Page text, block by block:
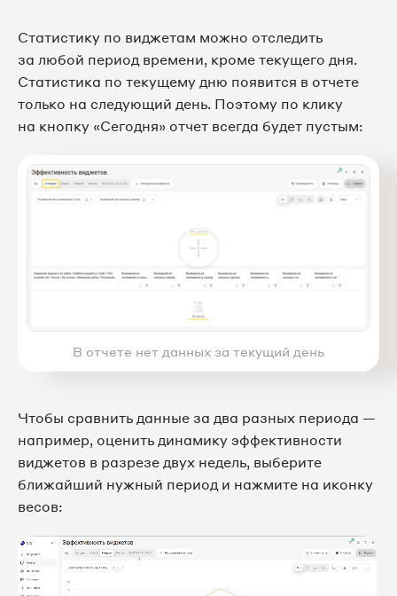
Статистику по виджетам можно отследить
за любой период времени, кроме текущего дня.
Статистика по текущему дню появится в отчете
только на следующий день. Поэтому по клику
на кнопку «Сегодня» отчет всегда будет пустым:
В отчете нет данных за текущий день
Чтобы сравнить данные за два разных периода —
например, оценить динамику эффективности
виджетов в разрезе двух недель, выберите
ближайший нужный период и нажмите на иконку
весов: